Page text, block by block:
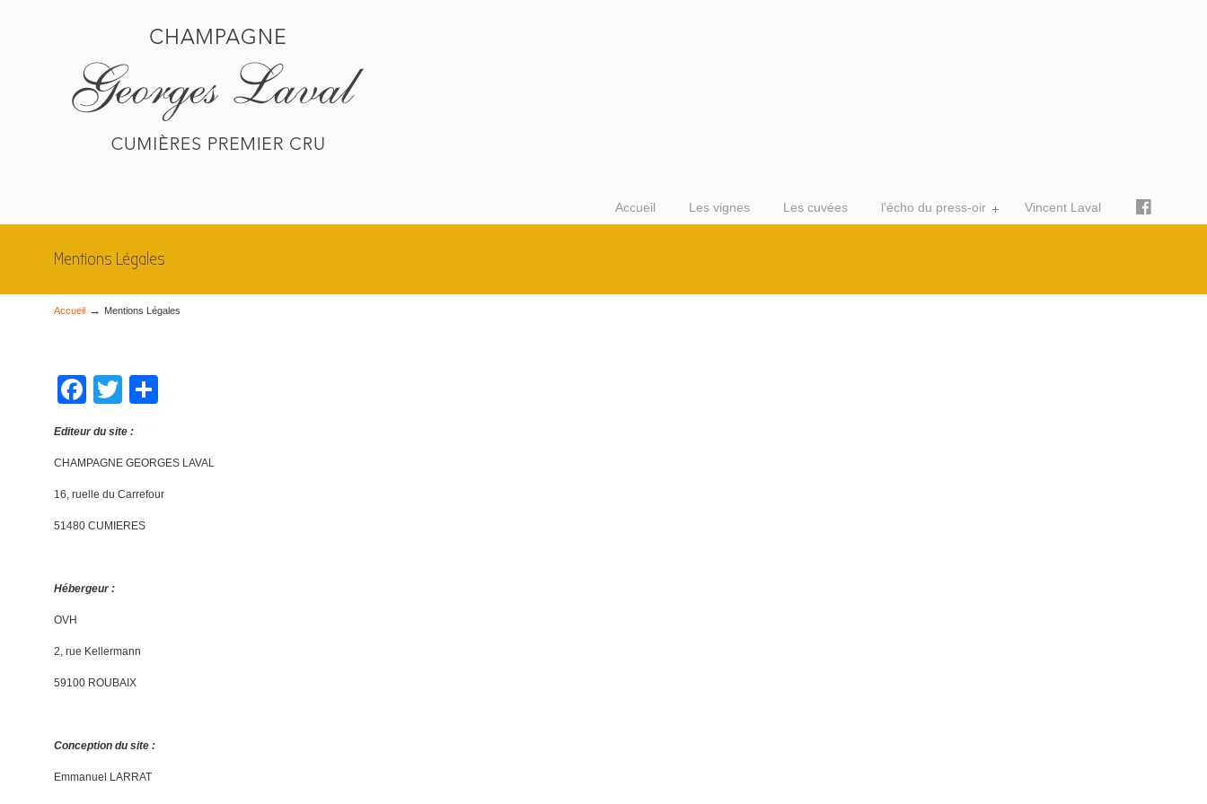
Accueil Les vignes Les cuvées l’écho du press-oir Vincent Laval
Mentions Légales
Accueil → Mentions Légales
Facebook
Twitter
Editeur du site :
CHAMPAGNE GEORGES LAVAL
16, ruelle du Carrefour
51480 CUMIERES
Hébergeur :
OVH
2, rue Kellermann
59100 ROUBAIX
Conception du site :
Emmanuel LARRAT